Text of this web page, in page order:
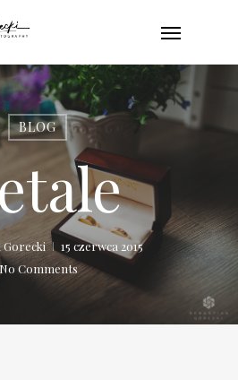
Menu
BLOG
Gorecki
15 czerwca 2015
No Comments